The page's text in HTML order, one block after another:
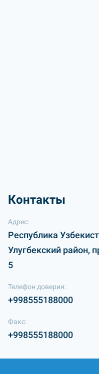
Контакты
Адрес:
Республика
Улугбекский район,
5
Телефон доверия:
+998555188000
Факс:
+998555188000